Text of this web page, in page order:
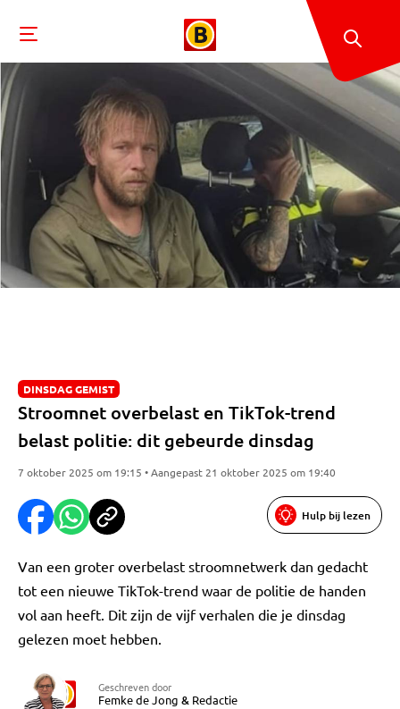
DINSDAG GEMIST
Stroomnet overbelast en TikTok-trend
belast politie: dit gebeurde dinsdag
7 oktober 2025 om 19:15 • Aangepast 21 oktober 2025 om 19:40
Hulp bij lezen
Van een groter overbelast stroomnetwerk dan gedacht
tot een nieuwe TikTok-trend waar de politie de handen
vol aan heeft. Dit zijn de vijf verhalen die je dinsdag
gelezen moet hebben.
Geschreven door
Femke de Jong & Redactie